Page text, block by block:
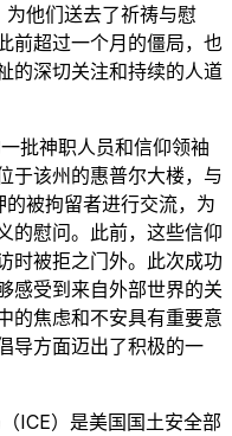
他们送去了祈祷与慰
前超过一个月的僵局，也
的深切关注和持续的人道
批神职人员和信仰领袖
于该州的惠普尔大楼，与
被拘留者进行交流，为
的慰问。此前，这些信仰
时被拒之门外。此次成功
感受到来自外部世界的关
的焦虑和不安具有重要意
导方面迈出了积极的一
ICE）是美国国土安全部